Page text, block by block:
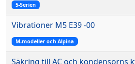
5-Serien
Vibrationer M5 E39 -00
M-modeller och Alpina
Säkring till AC och kondensorns